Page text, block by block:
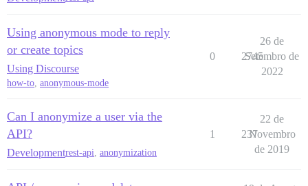
Using anonymous mode to reply
or create topics
Using Discourse
how-to anonymous-mode
0 2745
26 de
Setembro de
2022
Can I anonymize a user via the
API?
Developmentrest-api, anonymization
1 237
22 de
Novembro
de 2019